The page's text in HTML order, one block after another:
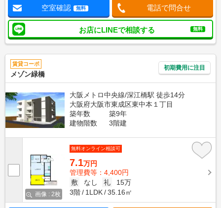
空室確認 無料 電話で問合せ
お店にLINEで相談する 無料
賃貸コーポ
メゾン緑橋
初期費用に注目
大阪メトロ中央線/深江橋駅 徒歩14分
大阪府大阪市東成区東中本１丁目
築年数
築9年
建物階数
3階建
画像 : 2枚
無料オンライン相談可
7.1万円
管理費等：4,400円
敷
なし 礼
15万
3階
1LDK 35.16㎡